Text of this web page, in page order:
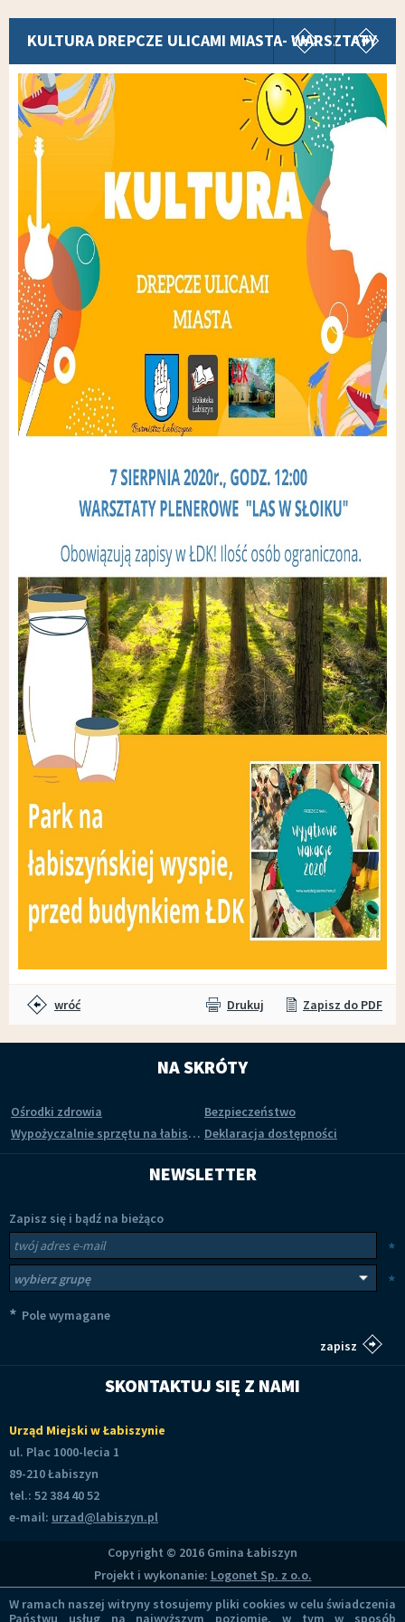
KULTURA DREPCZE ULICAMI MIASTA- WARSZTATY
pokaż
wróć Drukuj Zapisz do PDF
NA SKRÓTY
Ośrodki zdrowia
Bezpieczeństwo
Wypożyczalnie sprzętu na łabiszyńskiej wyspie Deklaracja dostępności
NEWSLETTER
Zapisz się i bądź na bieżąco
Newsletter
*
*
* Pole wymagane
SKONTAKTUJ SIĘ Z NAMI
Urząd Miejski w Łabiszynie
ul. Plac 1000-lecia 1
89-210 Łabiszyn
tel.: 52 384 40 52
e-mail: urzad@labiszyn.pl
Copyright © 2016 Gmina Łabiszyn
Projekt i wykonanie: Logonet Sp. z o.o.
W ramach naszej witryny stosujemy pliki cookies w celu świadczenia
Państwu usług na najwyższym poziomie, w tym w sposób